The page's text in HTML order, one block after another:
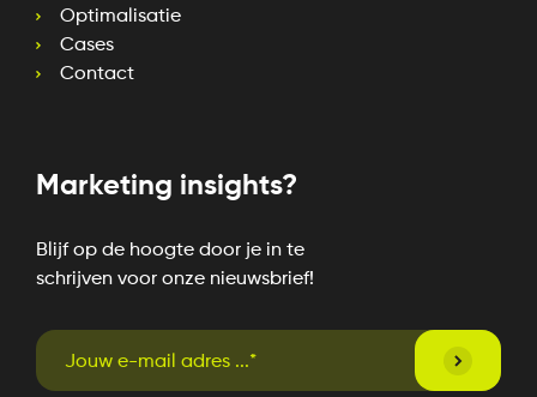
Optimalisatie
Cases
Contact
Marketing insights?
Blijf op de hoogte door je in te
schrijven voor onze nieuwsbrief!